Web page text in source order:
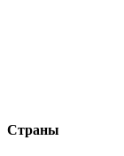
Страны